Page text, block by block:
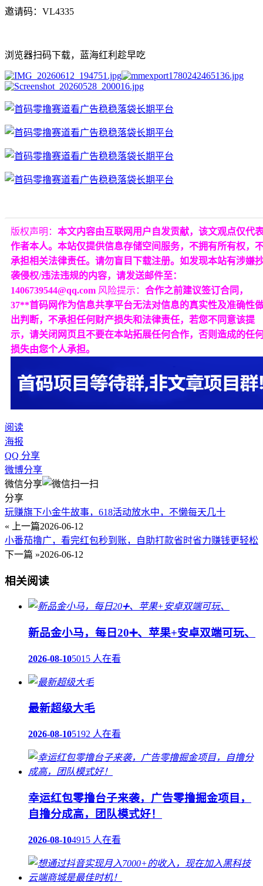
邀请码：VL4335
浏览器扫码下载，蓝海红利趁早吃
版权声明： 本文内容由互联网用户自发贡献，该文观点仅代
作者本人。本站仅提供信息存储空间服务，不拥有所有权，
承担相关法律责任。请勿盲目下载注册。如发现本站有涉嫌
袭侵权/违法违规的内容，请发送邮件至：
1406739544@qq.com 风险提示： 合作之前建议签订合同，
37**首码网作为信息共享平台无法对信息的真实性及准确性
出判断，不承担任何财产损失和法律责任，若您不同意该提
示，请关闭网页且不要在本站拓展任何合作，否则造成的任
损失由您个人承担。
阅读
海报
QQ 分享
微博分享
微信分享
分享
玩赚旗下小金牛故事，618活动放水中，不懒每天几十
« 上一篇2026-06-12
小番茄撸广，看完红包秒到账，自助打款省时省力赚钱更轻松
下一篇 »2026-06-12
相关阅读
新品金小马，每日20➕、苹果+安卓双端可玩、
2026-08-105015 人在看
最新超级大毛
2026-08-105192 人在看
幸运红包零撸台子来袭，广告零撸掘金项目，
自撸分成高，团队模式好！
2026-08-104915 人在看